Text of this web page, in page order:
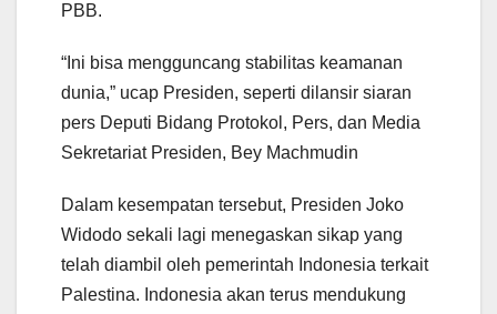
PBB.
“Ini bisa mengguncang stabilitas keamanan
dunia,” ucap Presiden, seperti dilansir siaran
pers Deputi Bidang Protokol, Pers, dan Media
Sekretariat Presiden, Bey Machmudin
Dalam kesempatan tersebut, Presiden Joko
Widodo sekali lagi menegaskan sikap yang
telah diambil oleh pemerintah Indonesia terkait
Palestina. Indonesia akan terus mendukung